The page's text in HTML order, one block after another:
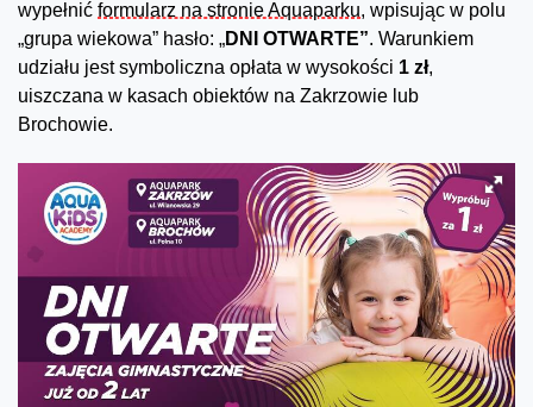
wypełnić formularz na stronie Aquaparku, wpisując w polu
„grupa wiekowa” hasło: „DNI OTWARTE”. Warunkiem
udziału jest symboliczna opłata w wysokości 1 zł,
uiszczana w kasach obiektów na Zakrzowie lub
Brochowie.